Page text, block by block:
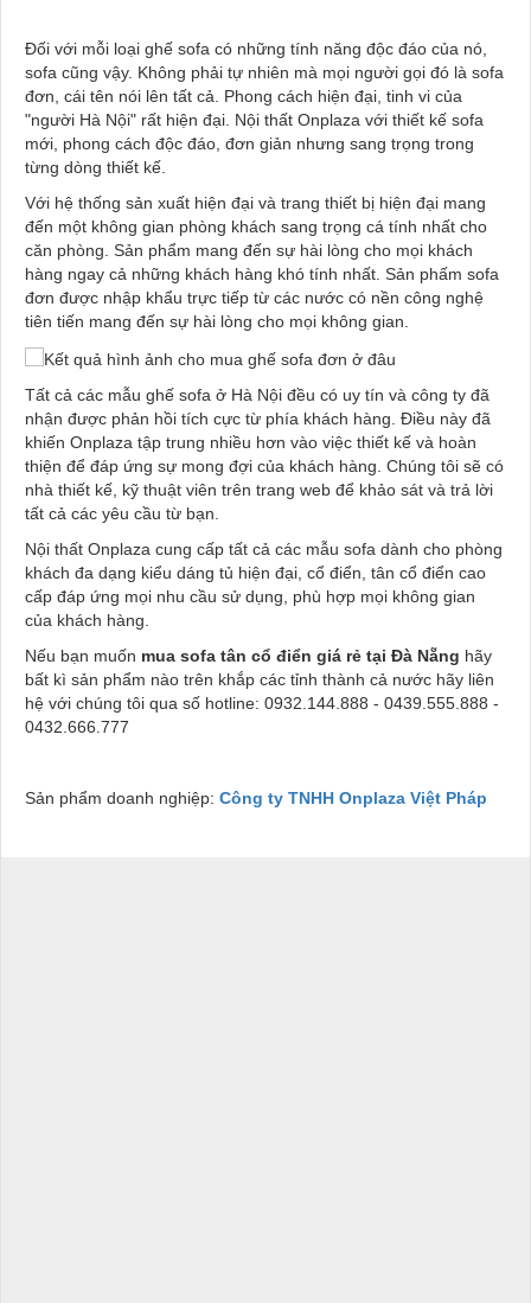
Đối với mỗi loại ghế sofa có những tính năng độc đáo của nó,
sofa cũng vậy. Không phải tự nhiên mà mọi người gọi đó là sofa
đơn, cái tên nói lên tất cả. Phong cách hiện đại, tinh vi của
"người Hà Nội" rất hiện đại. Nội thất Onplaza với thiết kế sofa
mới, phong cách độc đáo, đơn giản nhưng sang trọng trong
từng dòng thiết kế.
Với hệ thống sản xuất hiện đại và trang thiết bị hiện đại mang
đến một không gian phòng khách sang trọng cá tính nhất cho
căn phòng. Sản phẩm mang đến sự hài lòng cho mọi khách
hàng ngay cả những khách hàng khó tính nhất. Sản phấm sofa
đơn được nhập khẩu trực tiếp từ các nước có nền công nghệ
tiên tiến mang đến sự hài lòng cho mọi không gian.
Tất cả các mẫu ghế sofa ở Hà Nội đều có uy tín và công ty đã
nhận được phản hồi tích cực từ phía khách hàng. Điều này đã
khiến Onplaza tập trung nhiều hơn vào việc thiết kế và hoàn
thiện để đáp ứng sự mong đợi của khách hàng. Chúng tôi sẽ có
nhà thiết kế, kỹ thuật viên trên trang web để khảo sát và trả lời
tất cả các yêu cầu từ bạn.
Nội thất Onplaza cung cấp tất cả các mẫu sofa dành cho phòng
khách đa dạng kiểu dáng tủ hiện đại, cổ điển, tân cổ điển cao
cấp đáp ứng mọi nhu cầu sử dụng, phù hợp mọi không gian
của khách hàng.
Nếu bạn muốn mua sofa tân cổ điển giá rẻ tại Đà Nẵng hãy
bất kì sản phẩm nào trên khắp các tỉnh thành cả nước hãy liên
hệ với chúng tôi qua số hotline: 0932.144.888 - 0439.555.888 -
0432.666.777
Sản phẩm doanh nghiệp: Công ty TNHH Onplaza Việt Pháp